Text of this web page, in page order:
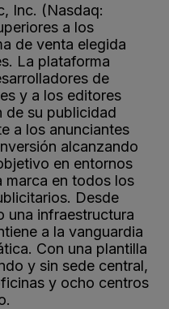
Inc. (Nasdaq:
a los
de venta elegida
La plataforma
de
y a los editores
de su publicidad
a los anunciantes
alcanzando
en entornos
marca en todos los
Desde
una infraestructura
a la vanguardia
Con una plantilla
y sin sede central,
y ocho centros